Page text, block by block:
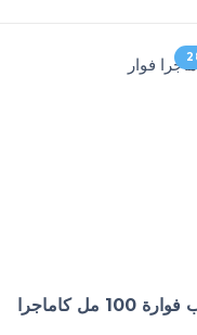
100 مل كاماجرا